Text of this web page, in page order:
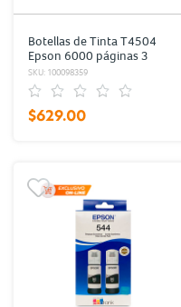
Botellas de Tinta T4504
Epson 6000 páginas 3
piezas
SKU: 100098359
$629.00